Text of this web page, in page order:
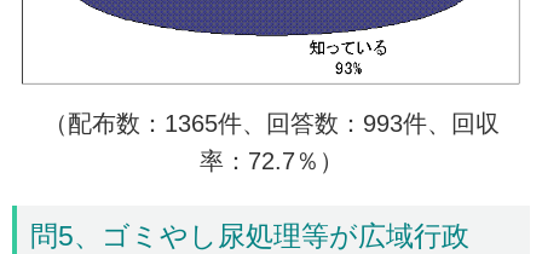
（配布数：1365件、回答数：993件、回収
率：72.7％）
問5、ゴミやし尿処理等が広域行政